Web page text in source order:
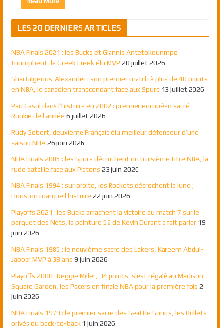
LES 20 DERNIERS ARTICLES
NBA Finals 2021 : les Bucks et Giannis Antetokounmpo
triomphent, le Greek Freek élu MVP 20 juillet 2026
Shai Gilgeous-Alexander : son premier match à plus de 40 points
en NBA, le canadien transcendant face aux Spurs 13 juillet 2026
Pau Gasol dans l’histoire en 2002 : premier européen sacré
Rookie de l’année 6 juillet 2026
Rudy Gobert, deuxième Français élu meilleur défenseur d’une
saison NBA 26 juin 2026
NBA Finals 2005 : les Spurs décrochent un troisième titre NBA, la
rude bataille face aux Pistons 23 juin 2026
NBA Finals 1994 : sur orbite, les Rockets décrochent la lune ;
Houston marque l’histoire 22 juin 2026
Playoffs 2021 : les Bucks arrachent la victoire au match 7 sur le
parquet des Nets, la pointure 52 de Kevin Durant a fait parler 19
juin 2026
NBA Finals 1985 : le neuvième sacre des Lakers, Kareem Abdul-
Jabbar MVP à 38 ans 9 juin 2026
Playoffs 2000 : Reggie Miller, 34 points, s’est régalé au Madison
Square Garden, les Pacers en finale NBA pour la première fois 2
juin 2026
NBA Finals 1979 : le premier sacre des Seattle Sonics, les Bullets
privés du back-to-back 1 juin 2026